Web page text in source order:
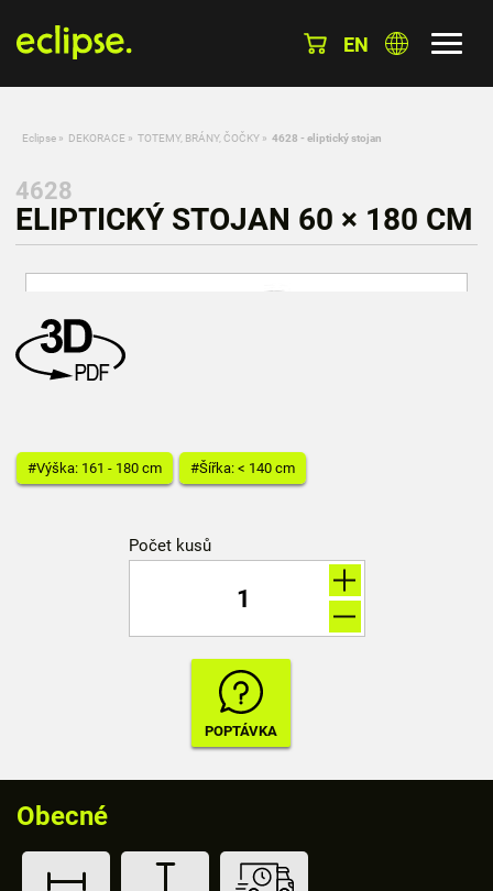
EN
Eclipse » DEKORACE » TOTEMY, BRÁNY, ČOČKY » 4628 - eliptický stojan
4628
ELIPTICKÝ STOJAN 60 × 180 CM
#Výška: 161 - 180 cm #Šířka: < 140 cm
Počet kusů
Obecné